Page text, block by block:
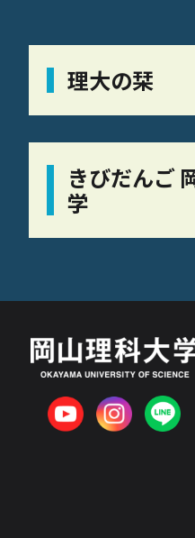
理大の栞
きびだんご
学